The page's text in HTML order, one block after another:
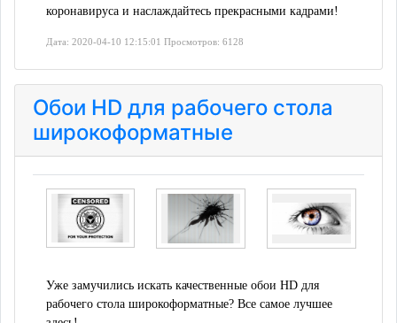
коронавируса и наслаждайтесь прекрасными кадрами!
Дата: 2020-04-10 12:15:01 Просмотров: 6128
Обои HD для рабочего стола
широкоформатные
Уже замучились искать качественные обои HD для
рабочего стола широкоформатные? Все самое лучшее